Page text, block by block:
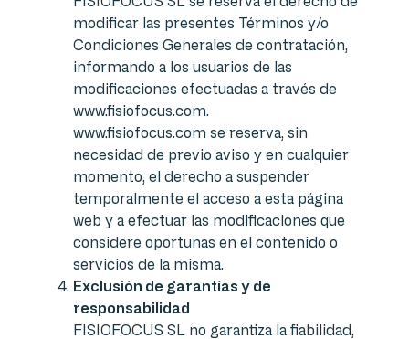
modificar las presentes Términos y/o
Condiciones Generales de contratación,
informando a los usuarios de las
modificaciones efectuadas a través de
www.fisiofocus.com.
www.fisiofocus.com se reserva, sin
necesidad de previo aviso y en cualquier
momento, el derecho a suspender
temporalmente el acceso a esta página
web y a efectuar las modificaciones que
considere oportunas en el contenido o
servicios de la misma.
Exclusión de garantías y de
responsabilidad
FISIOFOCUS SL no garantiza la fiabilidad,